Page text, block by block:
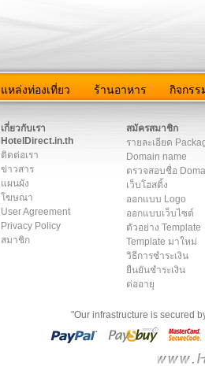
แหล่งท่องเที่ยว ร้านอาหาร กิจกรร
เกี่ยวกับเรา
HotelDirect.in.th
ติดต่อเรา
ข่าวสาร
แผนผัง
โฆษณา
User Agreement
Privacy Policy
สมาชิก
สมัครสมาชิก
รายละเอียด
Domain name
ตรวจสอบชื่อ
เว็บโฮสติ้ง
ออกแบบ Logo
ออกแบบเว็บไซต์
ตัวอย่าง Template
Template มาใหม่
วิธีการชำระเงิน
ยืนยันชำระเงิน
ต่ออายุ
"Our infrastructure is secured